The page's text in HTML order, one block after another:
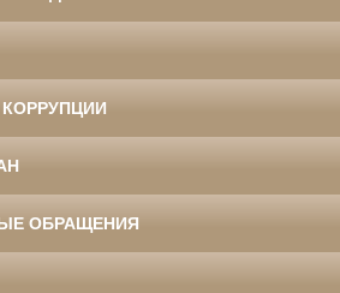
ОБРАЩЕНИЯ